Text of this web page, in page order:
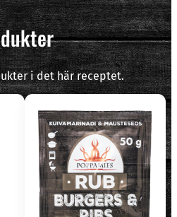
i det här receptet.